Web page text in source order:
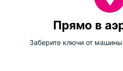
Прямо в
Заберите ключи от